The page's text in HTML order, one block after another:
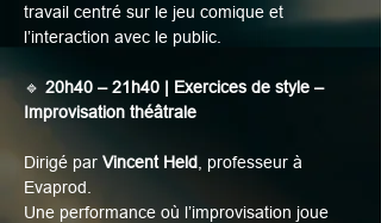
travail centré sur le jeu comique et
l’interaction avec le public.
🔹 20h40 – 21h40 | Exercices de style –
Improvisation théâtrale
Dirigé par Vincent Held , professeur à
Evaprod.
Une performance où l’improvisation joue